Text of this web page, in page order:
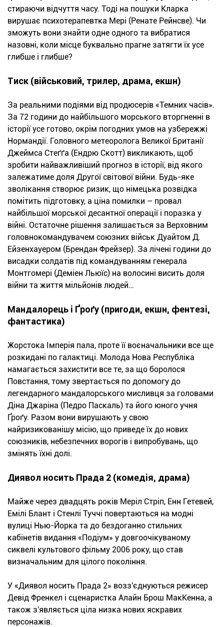
стираючи відчуття часу. Тоді на пошуки Кларка
вирушає психотерапевтка Мері (Ренате Рейнсве). Чи
зможуть вони знайти одне одного та вибратися
назовні, коли місце буквально прагне затягти їх усе
глибше і глибше?
Тиск (військовий, трилер, драма, екшн)
За реальними подіями від продюсерів «Темних часів».
За 72 години до найбільшого морського вторгненні в
історії усе готово, окрім погодних умов на узбережжі
Нормандії. Головного метеоролога Великої Британії
Джеймса Стеґґа (Ендрю Скотт) викликають, щоб
зробити найважливіший прогноз в історії, від якого
залежатиме доля Другої світової війни. Будь-яке
зволікання створює ризик, що німецька розвідка
помітить підготовку, а ціна помилки – провал
найбільшої морської десантної операції і поразка у
війні. Остаточне рішення залишається за Верховним
головнокомандувачем союзних військ Дуайтом Д.
Ейзенхауером (Брендан Фрейзер). За лічені години до
висадки солдатів під командуванням генерала
Монтгомері (Деміен Льюїс) на волосині висить доля
війни та життя мільйонів людей…
Мандалорець і Ґроґу (пригоди, екшн, фентезі,
фантастика)
Жорстока Імперія пала, проте її воєначальники все ще
розкидані по галактиці. Молода Нова Республіка
намагається захистити все те, за що боролося
Повстання, тому звертається по допомогу до
легендарного мандалорського мисливця за головами
Діна Джаріна (Педро Паскаль) та його юного учня
Ґроґу. Разом вони вирушають у свою
найризикованішу місію, що приведе їх до нових
союзників, небезпечних ворогів і випробувань, що
змінять їхні долі.
Диявол носить Прада 2 (комедія, драма)
Майже через двадцять років Меріл Стріп, Енн Гетевей,
Емілі Блант і Стенлі Туччі повертаються на модні
вулиці Нью-Йорка та до бездоганно стильних
кабінетів видання «Подіум» у довгоочікуваному
сиквелі культового фільму 2006 року, що став
визначальним для цілого покоління.
У «Диявол носить Прада 2» возз'єднуються режисер
Девід Френкел і сценаристка Алайн Брош МакКенна, а
також з'являється ціла низка нових яскравих
персонажів.